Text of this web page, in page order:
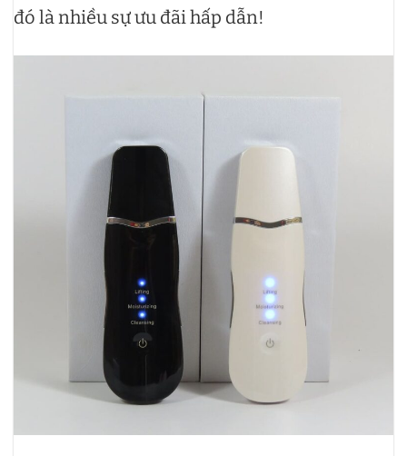
đó là nhiều sự ưu đãi hấp dẫn!